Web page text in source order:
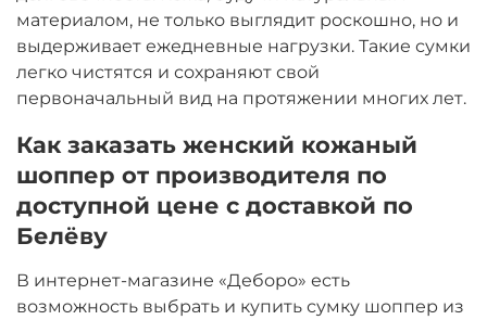
материалом, не только выглядит роскошно, но и
выдерживает ежедневные нагрузки. Такие сумки
легко чистятся и сохраняют свой
первоначальный вид на протяжении многих лет.
Как заказать женский кожаный
шоппер от производителя по
доступной цене с доставкой по
Белёву
В интернет-магазине «Деборо» есть
возможность выбрать и купить сумку шоппер из